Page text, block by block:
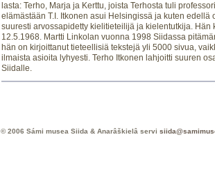
lasta: Terho, Marja ja Kerttu, joista Terhosta tuli
elämästään T.I. Itkonen asui Helsingissä ja kuten edellä
suuresti arvossapidetty kielitieteilijä ja kielentutkija. Hän
12.5.1968. Martti Linkolan vuonna 1998 Siidassa
hän on kirjoittanut tieteellisiä tekstejä yli 5000 sivua,
ilmaista asioita lyhyesti. Terho Itkonen lahjoitti suuren
Siidalle.
© 2006 Sámi musea Siida & Anarâškielâ servi